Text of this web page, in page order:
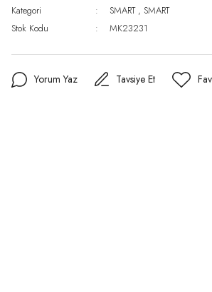
Kategori SMART , SMART
Stok Kodu
MK23231
Yorum Yaz Tavsiye Et